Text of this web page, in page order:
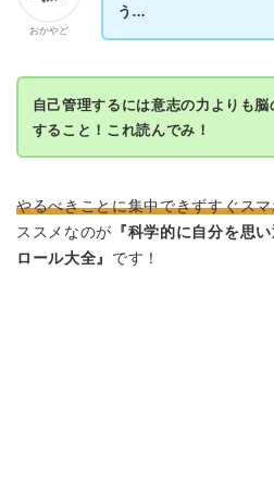
おかやど
う…
自己管理するには意志の力よりも
すること！これ読んでみ！
やるべきことに集中できずすぐス
ススメなのが 『科学的に自分を思
ロール大全』 です！